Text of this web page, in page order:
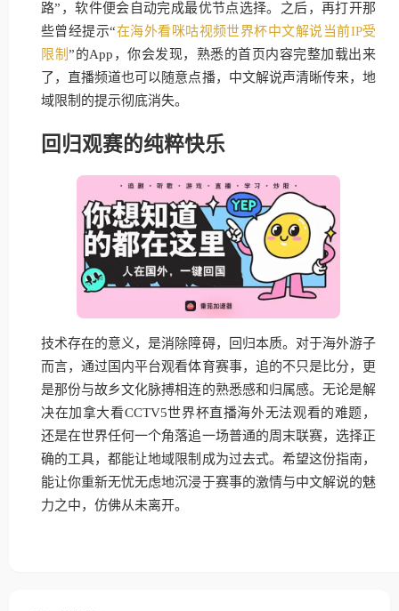
路”，软件便会自动完成最优节点选择。之后，再打开那
些曾经提示“在海外看咪咕视频世界杯中文解说当前IP受
限制”的App，你会发现，熟悉的首页内容完整加载出来
了，直播频道也可以随意点播，中文解说声清晰传来，地
域限制的提示彻底消失。
回归观赛的纯粹快乐
技术存在的意义，是消除障碍，回归本质。对于海外游子
而言，通过国内平台观看体育赛事，追的不只是比分，更
是那份与故乡文化脉搏相连的熟悉感和归属感。无论是解
决在加拿大看CCTV5世界杯直播海外无法观看的难题，
还是在世界任何一个角落追一场普通的周末联赛，选择正
确的工具，都能让地域限制成为过去式。希望这份指南，
能让你重新无忧无虑地沉浸于赛事的激情与中文解说的魅
力之中，仿佛从未离开。